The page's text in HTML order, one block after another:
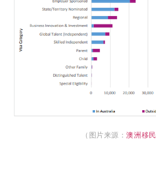
（图片来源：澳洲移民